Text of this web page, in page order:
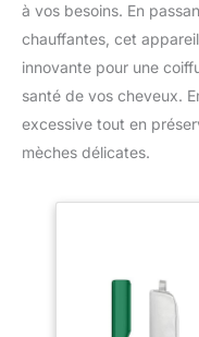
à vos besoins. En
chauffantes, cet
innovante pour une
santé de vos cheveux.
excessive tout en
mèches délicates.